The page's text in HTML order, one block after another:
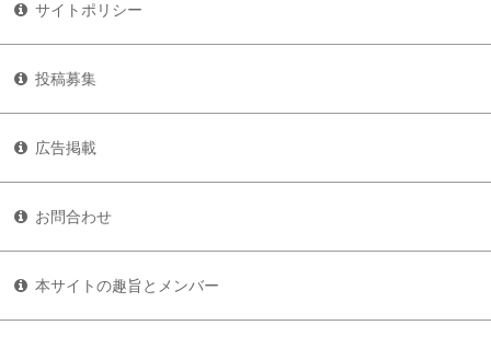
サイトポリシー
投稿募集
広告掲載
お問合わせ
本サイトの趣旨とメンバー